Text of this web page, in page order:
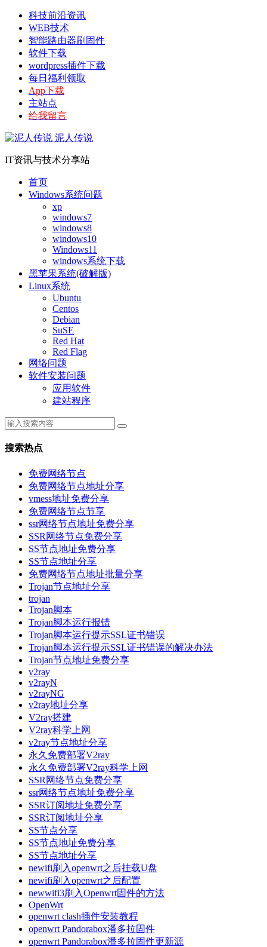
科技前沿资讯
WEB技术
智能路由器刷固件
软件下载
wordpress插件下载
每日福利领取
App下载
主站点
给我留言
泥人传说
IT资讯与技术分享站
首页
Windows系统问题
xp
windows7
windows8
windows10
Windows11
windows系统下载
黑苹果系统(破解版)
Linux系统
Ubuntu
Centos
Debian
SuSE
Red Hat
Red Flag
网络问题
软件安装问题
应用软件
建站程序
搜索热点
免费网络节点
免费网络节点地址分享
vmess地址免费分享
免费网络节点节享
ssr网络节点地址免费分享
SSR网络节点免费分享
SS节点地址免费分享
SS节点地址分享
免费网络节点地址批量分享
Trojan节点地址分享
trojan
Trojan脚本
Trojan脚本运行报错
Trojan脚本运行提示SSL证书错误
Trojan脚本运行提示SSL证书错误的解决办法
Trojan节点地址免费分享
v2ray
v2rayN
v2rayNG
v2ray地址分享
V2ray搭建
V2ray科学上网
v2ray节点地址分享
永久免费部署V2ray
永久免费部署V2ray科学上网
SSR网络节点免费分享
ssr网络节点地址免费分享
SSR订阅地址免费分享
SSR订阅地址分享
SS节点分享
SS节点地址免费分享
SS节点地址分享
newifi刷入openwrt之后挂载U盘
newifi刷入openwrt之后配置
newwifi3刷入Openwrt固件的方法
OpenWrt
openwrt clash插件安装教程
openwrt Pandorabox潘多拉固件
openwrt Pandorabox潘多拉固件更新源